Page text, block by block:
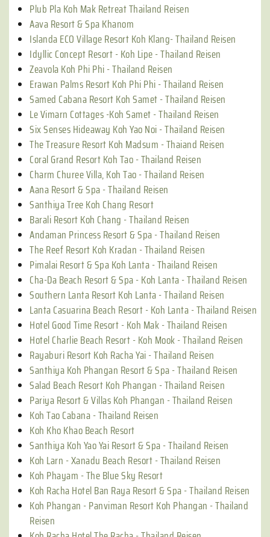
Plub Pla Koh Mak Retreat Thailand Reisen
Aava Resort & Spa Khanom
Islanda ECO Village Resort Koh Klang- Thailand Reisen
Idyllic Concept Resort - Koh Lipe - Thailand Reisen
Zeavola Koh Phi Phi - Thailand Reisen
Erawan Palms Resort Koh Phi Phi - Thailand Reisen
Samed Cabana Resort Koh Samet - Thailand Reisen
Le Vimarn Cottages -Koh Samet - Thailand Reisen
Six Senses Hideaway Koh Yao Noi - Thailand Reisen
The Treasure Resort Koh Madsum - Thaiand Reisen
Coral Grand Resort Koh Tao - Thailand Reisen
Charm Churee Villa, Koh Tao - Thailand Reisen
Aana Resort & Spa - Thailand Reisen
Santhiya Tree Koh Chang Resort
Barali Resort Koh Chang - Thailand Reisen
Andaman Princess Resort & Spa - Thailand Reisen
The Reef Resort Koh Kradan - Thailand Reisen
Pimalai Resort & Spa Koh Lanta - Thailand Reisen
Cha-Da Beach Resort & Spa - Koh Lanta - Thailand Reisen
Southern Lanta Resort Koh Lanta - Thailand Reisen
Lanta Casuarina Beach Resort - Koh Lanta - Thailand Reisen
Hotel Good Time Resort - Koh Mak - Thailand Reisen
Hotel Charlie Beach Resort - Koh Mook - Thailand Reisen
Rayaburi Resort Koh Racha Yai - Thailand Reisen
Santhiya Koh Phangan Resort & Spa - Thailand Reisen
Salad Beach Resort Koh Phangan - Thailand Reisen
Pariya Resort & Villas Koh Phangan - Thailand Reisen
Koh Tao Cabana - Thailand Reisen
Koh Kho Khao Beach Resort
Santhiya Koh Yao Yai Resort & Spa - Thailand Reisen
Koh Larn - Xanadu Beach Resort - Thailand Reisen
Koh Phayam - The Blue Sky Resort
Koh Racha Hotel Ban Raya Resort & Spa - Thailand Reisen
Koh Phangan - Panviman Resort Koh Phangan - Thailand
Reisen